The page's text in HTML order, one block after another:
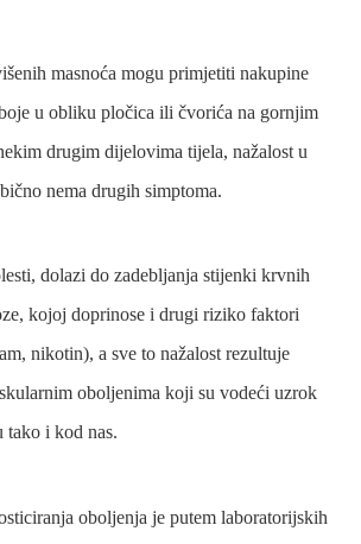
masnoća mogu primjetiti nakupine
u obliku pločica ili čvorića na gornjim
drugim dijelovima tijela, nažalost u
nema drugih simptoma.
dolazi do zadebljanja stijenki krvnih
kojoj doprinose i drugi riziko faktori
nikotin), a sve to nažalost rezultuje
oboljenima koji su vodeći uzrok
tako i kod nas.
oboljenja je putem laboratorijskih